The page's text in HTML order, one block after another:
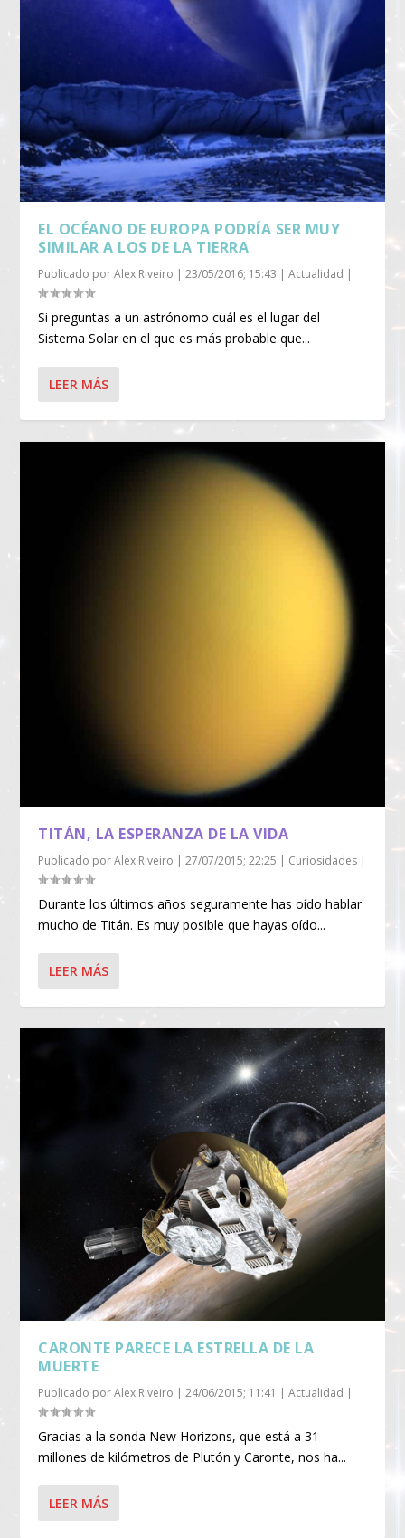
EL OCÉANO DE EUROPA PODRÍA SER MUY
SIMILAR A LOS DE LA TIERRA
Publicado porAlex Riveiro |23/05/2016; 15:43 |Actualidad |
Si preguntas a un astrónomo cuál es el lugar del
Sistema Solar en el que es más probable que...
LEER MÁS
TITÁN, LA ESPERANZA DE LA VIDA
Publicado porAlex Riveiro |27/07/2015; 22:25 | Curiosidades |
Durante los últimos años seguramente has oído hablar
mucho de Titán. Es muy posible que hayas oído...
LEER MÁS
CARONTE PARECE LA ESTRELLA DE LA
MUERTE
Publicado porAlex Riveiro |24/06/2015; 11:41 |Actualidad |
Gracias a la sonda New Horizons, que está a 31
millones de kilómetros de Plutón y Caronte, nos ha...
LEER MÁS